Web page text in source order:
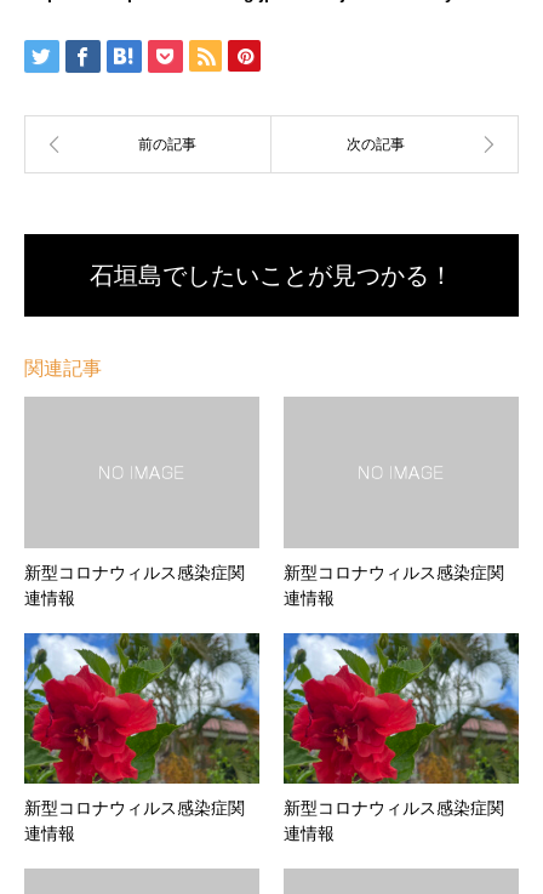
石垣島でしたいことが見つかる！
関連記事
新型コロナウィルス感染症関
連情報
新型コロナウィルス感染症関
連情報
新型コロナウィルス感染症関
連情報
新型コロナウィルス感染症関
連情報